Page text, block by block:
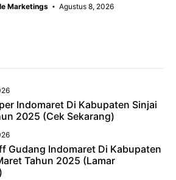
Marketings Agustus 8, 2026
Indomaret Di Kabupaten Sinjai
2025 (Cek Sekarang)
Gudang Indomaret Di Kabupaten
Tahun 2025 (Lamar